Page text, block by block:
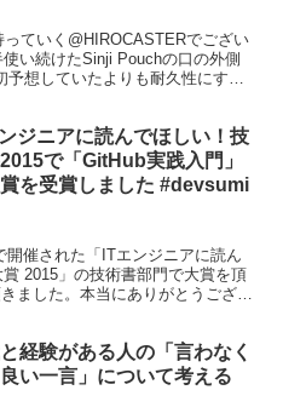
ていく@HIROCASTERでござい
い続けたSinji Pouchの口の外側
想していたよりも耐久性にすぐ
ジニアに読んでほしい！技
で「GitHub実践入門」
を受賞しました #devsumi
催された「ITエンジニアに読ん
2015」の技術書部門で大賞を頂
ました。本当にありがとうござい
経験がある人の「言わなく
い一言」について考える